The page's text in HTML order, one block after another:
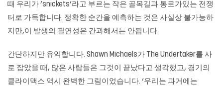
때 우리가 ‘snickets’라고 부르는 작은 골목길과 통로가있는 전쟁
터로 가득합니다. 정확한 순간을 예측하는 것은 사실상 불가능하
지만,이 발생의 필연성은 간과해서는 안됩니다.
간단하지만 유익합니다. Shawn Michaels가 The Undertaker를 사
로 잡았을 때, 많은 사람들은 그것이 끝났다고 생각했고, 경기의
클라이맥스 역시 완벽한 그림이었습니다. ‘우리는 과거에는